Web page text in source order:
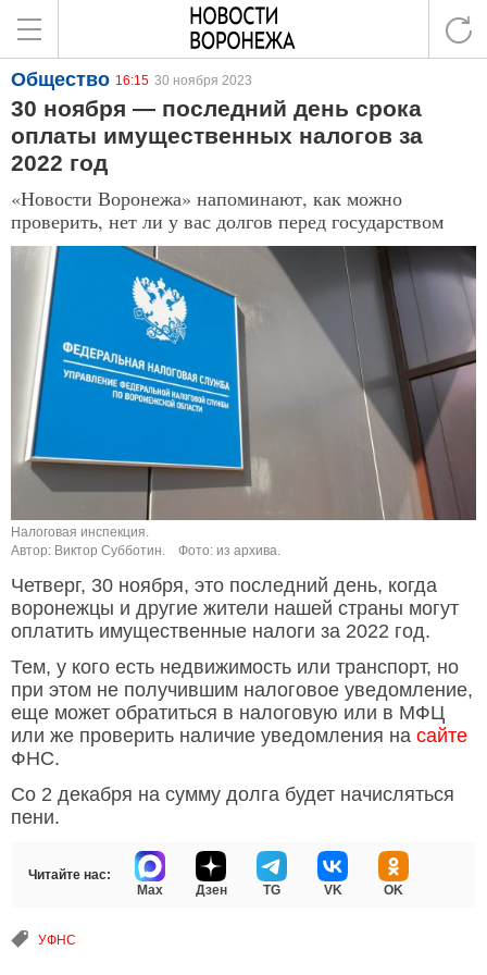
Общество 16:15 30 ноября 2023
30 ноября — последний день срока
оплаты имущественных налогов за
2022 год
«Новости Воронежа» напоминают, как можно
проверить, нет ли у вас долгов перед государством
Налоговая инспекция.
Автор: Виктор Субботин.
Фото: из архива.
Четверг, 30 ноября, это последний день, когда
воронежцы и другие жители нашей страны могут
оплатить имущественные налоги за 2022 год.
Тем, у кого есть недвижимость или транспорт, но
при этом не получившим налоговое уведомление,
еще может обратиться в налоговую или в МФЦ
или же проверить наличие уведомления на сайте
ФНС.
Со 2 декабря на сумму долга будет начисляться
пени.
Читайте нас:
Max
Дзен TG VK OK
УФНС